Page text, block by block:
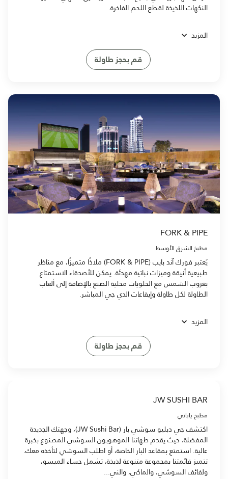
النكهات اللذيذة لقطع اللحم الفاخرة.
المزيد
قم بحجز طاولة
FORK & PIPE
مطبخ الشرق الأوسط
يُعتبر فورك آند بايب (FORK & PIPE) ملاذًا متميزًا، مع مناظر
طبيعية أنيقة وميزات نباتية مهدئة. يمكن للأصدقاء الاستمتاع
بغروب الشمس مع الحلويات محلية الصنع بالإضافة إلى ألعاب
الطاولة لكل طاولة وإيقاعات الدي جي المباشر.
المزيد
قم بحجز طاولة
JW SUSHI BAR
مطبخ ياباني
اكتشف جي دبليو سوشي بار (JW Sushi Bar)، وجهتك الجديدة
المفضلة، حيث يقدم طهاتنا الموهوبون السوشي المصنوع بخبرة
عالية. استمتع بمقاعد البار الخاصة، أو اطلب السوشي لتأخذه معك.
تتميز قائمتنا بمجموعة متنوعة لذيذة، تشمل حساء الميسو،
ولفائف السوشي، والماكي، والني...